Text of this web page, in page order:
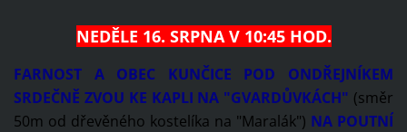
NEDĚLE 16. SRPNA V 10:45 HOD.
FARNOST A OBEC KUNČICE POD ONDŘEJNÍKEM
SRDEČNĚ ZVOU KE KAPLI NA "GVARDŮVKÁCH" (směr
50m od dřevěného kostelíka na "Maralák") NA POUTNÍ